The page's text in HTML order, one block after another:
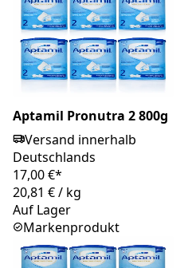
Aptamil Pronutra 2 800g
Versand innerhalb
Deutschlands
17,00 €*
20,81 €/ kg
Auf Lager
Markenprodukt